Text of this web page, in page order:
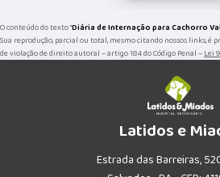
O conteúdo do texto "Diária de Internação para Cachorro
Sua reprodução, parcial ou total, mesmo citando nossos links, é
de violação de direito autoral – artigo 184 do Código Penal –Lei
Latidos e
Estrada das Barreiras,